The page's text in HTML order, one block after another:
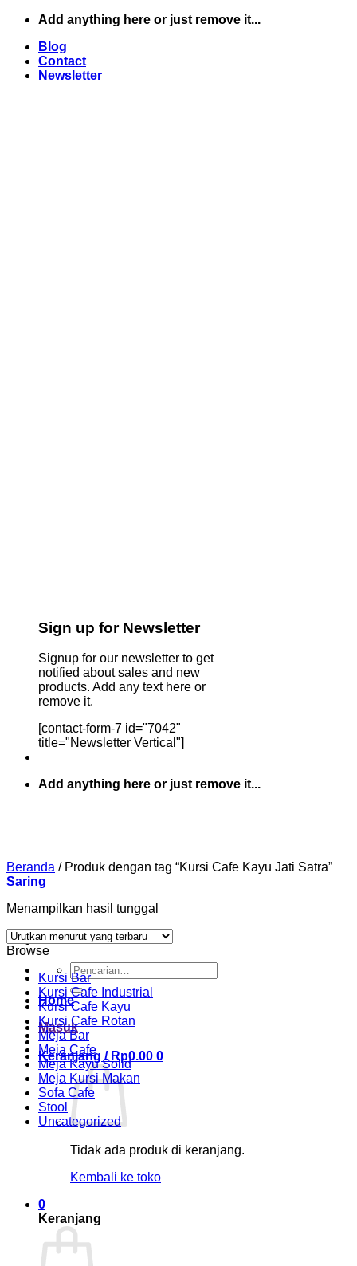
Skip
content
Add anything here or just remove it...
Blog
Contact
Newsletter
Sign up for Newsletter
Signup for our newsletter to get
notified about sales and new
products. Add any text here or
remove it.
[contact-form-7 id="7042"
title="Newsletter Vertical"]
Add anything here or just remove it...
Pencarian
untuk:
Home
Masuk
Keranjang / Rp0.00 0
Tidak ada produk di keranjang.
Kembali ke toko
0
Keranjang
Beranda /Produk dengan tag “Kursi Cafe Kayu Jati Satra”
Saring
Menampilkan hasil tunggal
Browse
Kursi Bar
Kursi Cafe Industrial
Kursi Cafe Kayu
Kursi Cafe Rotan
Meja Bar
Meja Cafe
Meja Kayu Solid
Meja Kursi Makan
Sofa Cafe
Stool
Uncategorized